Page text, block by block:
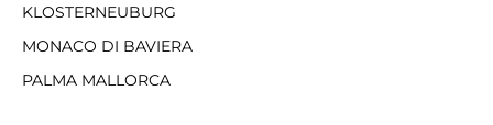
KLOSTERNEUBURG
MONACO DI BAVIERA
PALMA MALLORCA